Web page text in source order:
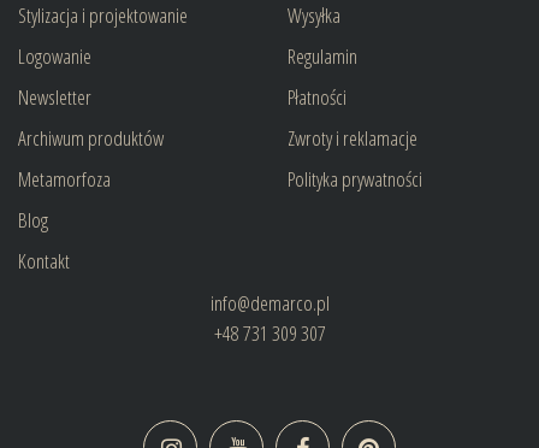
Stylizacja i projektowanie
Logowanie
Newsletter
Archiwum produktów
Metamorfoza
Blog
Kontakt
Wysyłka
Regulamin
Płatności
Zwroty i reklamacje
Polityka prywatności
info@demarco.pl
+48 731 309 307